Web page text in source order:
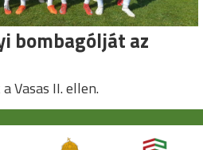
bombagólját az
Vasas II. ellen.